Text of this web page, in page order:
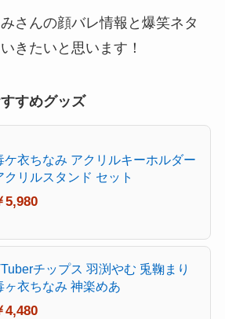
さんの顔バレ情報と爆笑ネタ
きたいと思います！
すめグッズ
ケ衣ちなみ アクリルキーホルダー
クリルスタンド セット
5,980
チップス 羽渕やむ 兎鞠まり
ヶ衣ちなみ 神楽めあ
4,480